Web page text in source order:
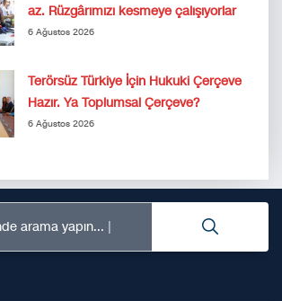
az. Rüzgârımızı kesmeye çalışıyorlar
6 Ağustos 2026
Terörsüz Türkiye İçin Hukuki Çerçeve
Hazır. Ya Toplumsal Çerçeve?
6 Ağustos 2026
arama yapın...